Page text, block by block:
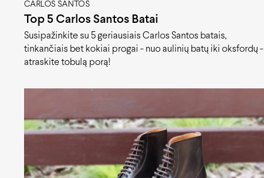
CARLOS SANTOS
Top 5 Carlos Santos Batai
Susipažinkite su 5 geriausiais Carlos Santos batais,
tinkančiais bet kokiai progai - nuo aulinių batų iki oksfordų -
atraskite tobulą porą!